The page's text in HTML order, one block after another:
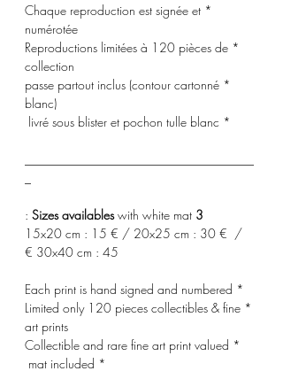
* Chaque reproduction est signée et
numérotée
* Reproductions limitées à 120 pièces de
collection
* passe partout inclus (contour cartonné
blanc)
* livré sous blister et pochon tulle blanc
3 Sizes availables
with white mat :
15x20 cm : 15 € / 20x25 cm : 30 € /
30x40 cm : 45 €
* Each print is hand signed and numbered
* Limited only 120 pieces collectibles & fine
art prints
* Collectible and rare fine art print valued
* mat included